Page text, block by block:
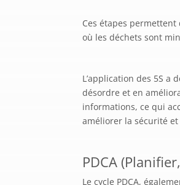
Ces étapes
où les déchets sont
L’application des 5S
désordre et en
informations, ce qui
améliorer la sécurité et
PDCA
Le cycle PDCA,